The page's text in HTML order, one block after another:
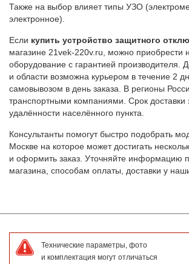
Также на выбор влияет типы УЗО
электронное).
Если купить устройство защитного
магазине 21vek-220v.ru, можно приобрести
оборудование с гарантией производителя.
и области возможна курьером в течение 2
самовывозом в день заказа. В регионы
транспортными компаниями. Срок доставки
удалённости населённого пункта.
Консультанты помогут быстро подобрать
Москве на которое может достигать
и оформить заказ. Уточняйте информацию
магазина, способам оплаты, доставки у
Технические параметры, фото
и комплектация могут отличаться